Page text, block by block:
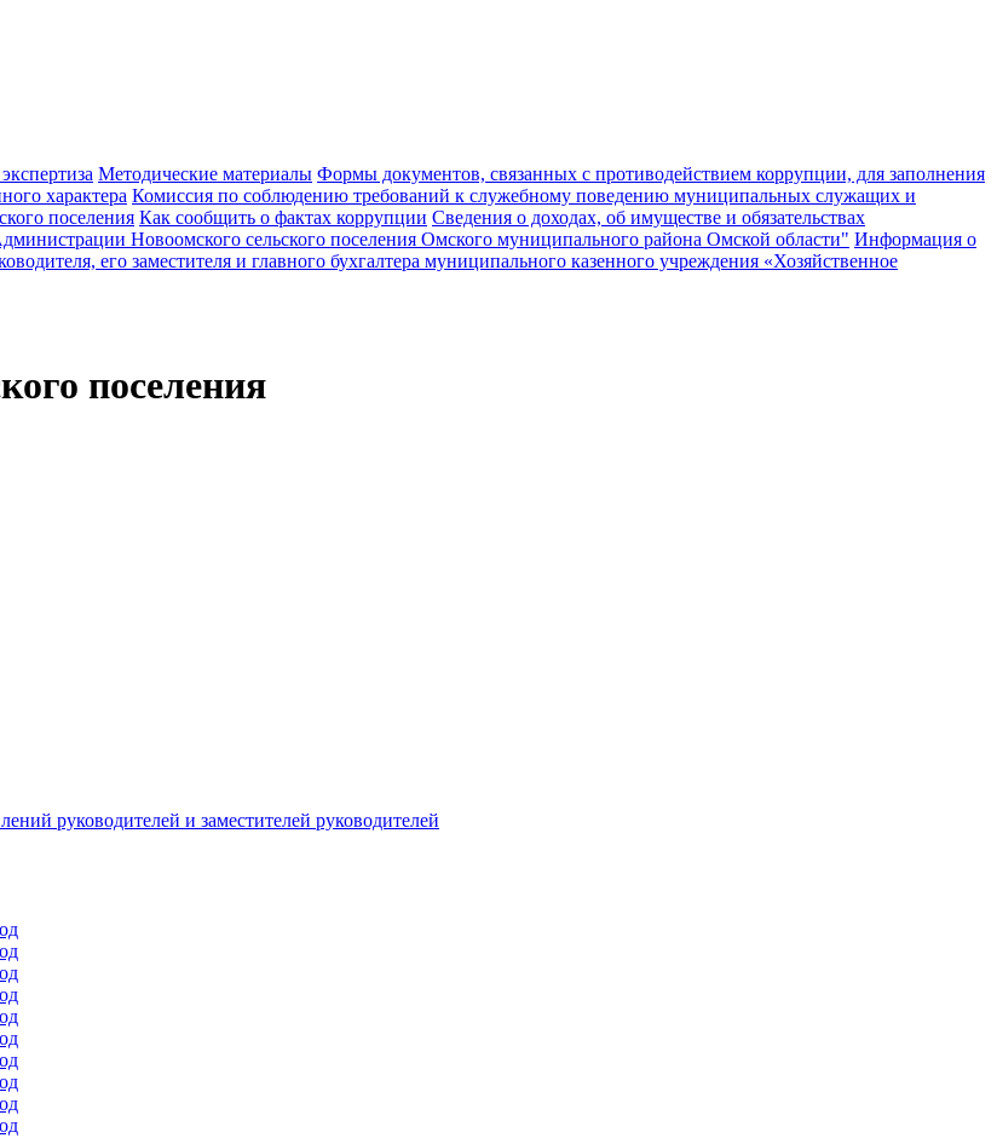
Методические материалы Формы документов, связанных с противодействием коррупции, для заполнения
характера Комиссия по соблюдению требований к служебному поведению муниципальных служащих и
поселения Как сообщить о фактах коррупции Сведения о доходах, об имуществе и обязательствах
Новоомского сельского поселения Омского муниципального района Омской области" Информация о
его заместителя и главного бухгалтера муниципального казенного учреждения «Хозяйственное
поселения
руководителей и заместителей руководителей